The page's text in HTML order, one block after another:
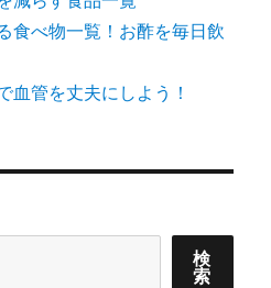
食べ物一覧！お酢を毎日飲
血管を丈夫にしよう！
検
索